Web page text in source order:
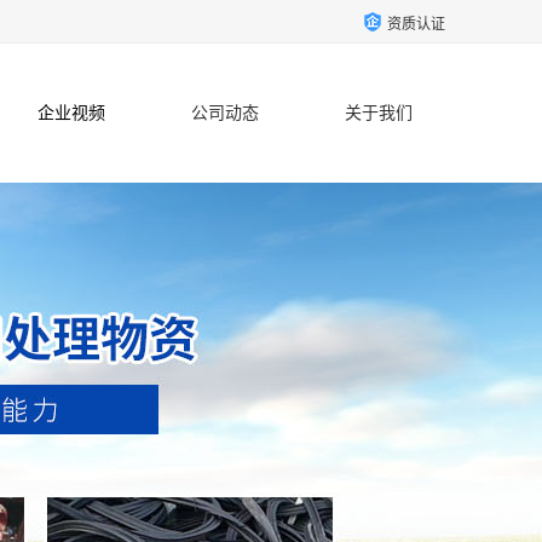
资质认证
企业视频 公司动态 关于我们